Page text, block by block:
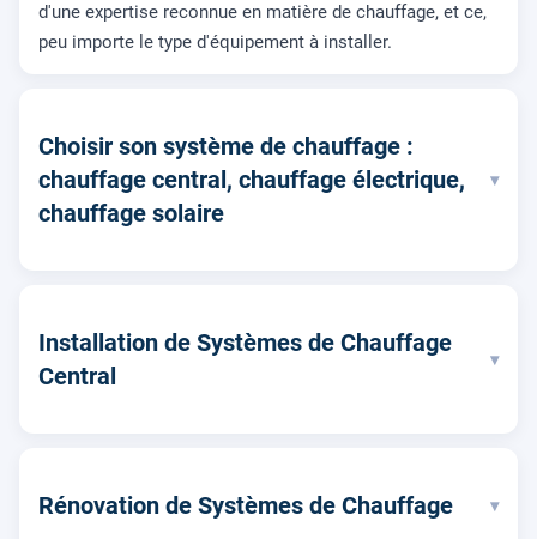
d'une expertise reconnue en matière de chauffage, et ce,
peu importe le type d'équipement à installer.
Choisir son système de chauffage :
chauffage central, chauffage électrique,
chauffage solaire
▾
Installation de Systèmes de Chauffage
Central
▾
Rénovation de Systèmes de Chauffage ▾